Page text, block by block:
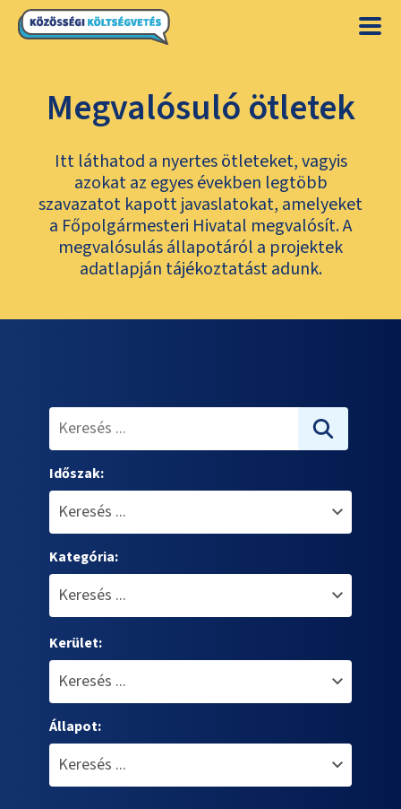
Megvalósuló ötletek
Itt láthatod a nyertes ötleteket, vagyis
azokat az egyes években legtöbb
szavazatot kapott javaslatokat, amelyeket
a Főpolgármesteri Hivatal megvalósít. A
megvalósulás állapotáról a projektek
adatlapján tájékoztatást adunk.
Időszak:
Kategória:
Kerület:
Állapot: